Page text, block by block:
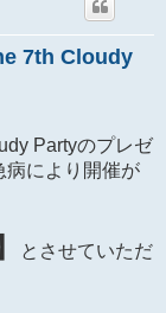
7th Cloudy
Partyのプレゼ
病により開催が
とさせていただ